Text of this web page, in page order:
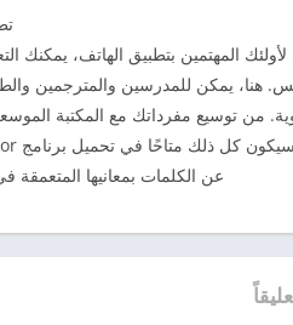
لأولئك المهتمين بتطبيق الهاتف، يمكنك
هنا، يمكن للمدرسين والمترجمين
من توسيع مفرداتك مع المكتبة
عن الكلمات بمعانيها